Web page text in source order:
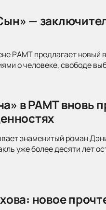
—
РАМТ предлагает новый
о человеке, свободе
в РАМТ вновь
знаменитый роман
уже более десяти лет
новое